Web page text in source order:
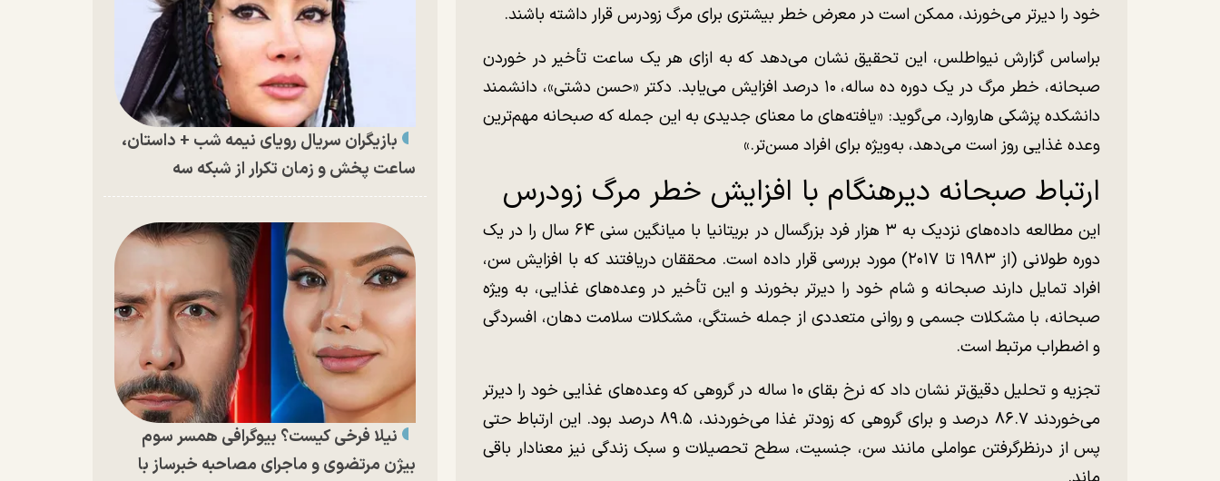
خود را دیرتر می‌خورند، ممکن است در معرض خطر بیشتری برای مرگ زودرس قرار داشته باشند.
براساس گزارش نیواطلس، این تحقیق نشان می‌دهد که به ازای هر یک ساعت تأخیر در خوردن
صبحانه، خطر مرگ در یک دوره ده ساله، ۱۰ درصد افزایش می‌یابد. دکتر «حسن دشتی»، دانشمند
دانشکده پزشکی هاروارد، می‌گوید: «یافته‌های ما معنای جدیدی به این جمله که صبحانه مهم‌ترین
وعده غذایی روز است می‌دهد، به‌ویژه برای افراد مسن‌تر.»
ارتباط صبحانه دیرهنگام با افزایش خطر مرگ زودرس
این مطالعه داده‌های نزدیک به ۳ هزار فرد بزرگسال در بریتانیا با میانگین سنی ۶۴ سال را در یک
دوره طولانی (از ۱۹۸۳ تا ۲۰۱۷) مورد بررسی قرار داده است. محققان دریافتند که با افزایش سن،
افراد تمایل دارند صبحانه و شام خود را دیرتر بخورند و این تأخیر در وعده‌های غذایی، به ویژه
صبحانه، با مشکلات جسمی و روانی متعددی از جمله خستگی، مشکلات سلامت دهان، افسردگی
و اضطراب مرتبط است.
تجزیه و تحلیل دقیق‌تر نشان داد که نرخ بقای ۱۰ ساله در گروهی که وعده‌های غذایی خود را دیرتر
می‌خوردند ۸۶.۷ درصد و برای گروهی که زودتر غذا می‌خوردند، ۸۹.۵ درصد بود. این ارتباط حتی
پس از درنظرگرفتن عواملی مانند سن، جنسیت، سطح تحصیلات و سبک زندگی نیز معنادار باقی
بازیگران سریال رویای نیمه شب + داستان،
ساعت پخش و زمان تکرار از شبکه سه
نیلا فرخی کیست؟ بیوگرافی همسر سوم
بیژن مرتضوی و ماجرای مصاحبه خبرساز با